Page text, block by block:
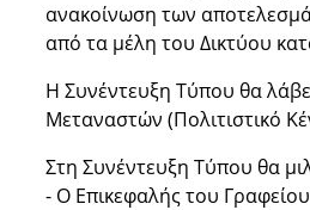
ανακοίνωση των
από τα μέλη του Δικτύου
Η Συνέντευξη Τύπου θα
Μεταναστών (Πολιτιστικό
Στη Συνέντευξη Τύπου θα
- Ο Επικεφαλής του